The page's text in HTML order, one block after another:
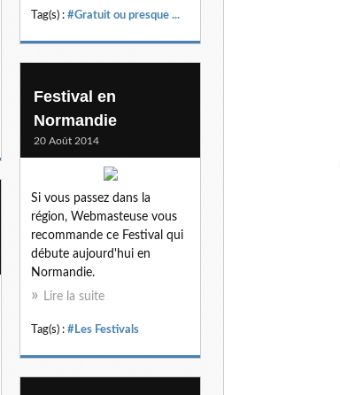
Tag(s) : #Gratuit ou presque ...
Festival en
Normandie
20 Août 2014
Si vous passez dans la
région, Webmasteuse vous
recommande ce Festival qui
débute aujourd'hui en
Normandie.
Lire la suite
Tag(s) : #Les Festivals